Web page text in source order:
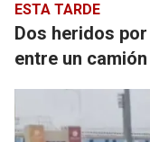
ESTA TARDE
Dos heridos
entre un